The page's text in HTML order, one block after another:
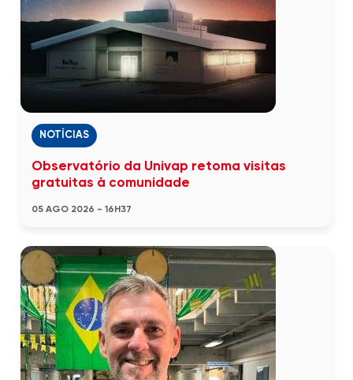
NOTÍCIAS
Observatório da Univap retoma visitas
gratuitas à comunidade
05 AGO 2026 - 16H37